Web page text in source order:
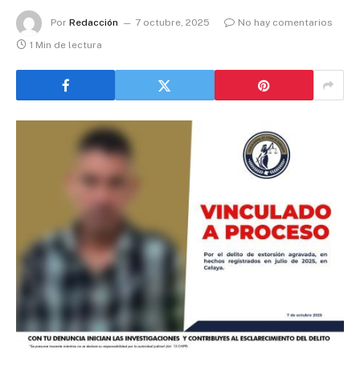
Por Redacción 7 octubre, 2025
No hay comentarios
1 Min de lectura